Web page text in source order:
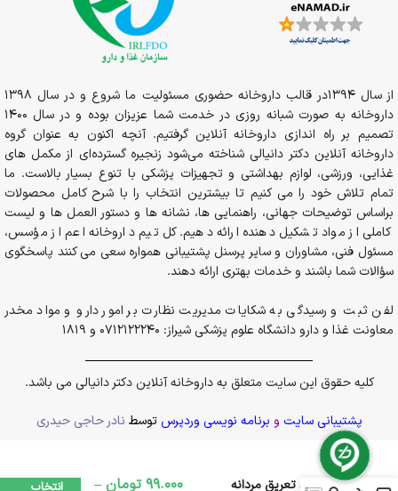
از سال 1394در قالب داروخانه حضوری مسئولیت ما شروع و در سال 1398
داروخانه به صورت شبانه روزی در خدمت شما عزیزان بوده و در سال 1400
تصمیم بر راه اندازی داروخانه آنلاین گرفتیم. آنچه اکنون به عنوان گروه
داروخانه آنلاین دکتر دانیالی شناخته می‌شود زنجیره گسترده‌ای از مکمل های
غذایی، ورزشی، لوازم بهداشتی و تجهیزات پزشکی با تنوع بسیار بالاست. ما
تمام تلاش خود را می کنیم تا بیشترین انتخاب را با شرح کامل محصولات
براساس توضیحات جهانی، راهنمایی ها، نشانه ها و دستور العمل ها و لیست
کاملی از مواد تشکیل دهنده ارائه دهیم. کل تیم داروخانه اعم از مؤسس،
مسئول فنی، مشاوران و سایر پرسنل پشتیبانی همواره سعی می کنند پاسخگوی
سؤالات شما باشند و خدمات بهتری ارائه دهند.
لفن ثبت و رسیدگی به شکایات مدیریت نظارت بر امور دارو و مواد مخدر
معاونت غذا و دارو دانشگاه علوم پزشکی شیراز: 0712122240 و 1819
کلیه حقوق این سایت متعلق به داروخانه آنلاین دکتر دانیالی می باشد.
پشتیبانی سایت و برنامه نویسی وردپرس توسط نادر حاجی حیدری
رول ضد تعریق مردانه 99.000 تومان – انتخاب